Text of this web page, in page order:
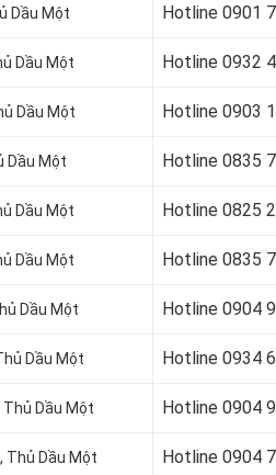
Dầu Một Hotline 0901
Dầu Một Hotline 0932
Dầu Một Hotline 0903
Dầu Một Hotline 0835
Dầu Một Hotline 0825
Dầu Một Hotline 0835
Dầu Một Hotline 0904
Dầu Một Hotline 0934
Thủ Dầu Một Hotline 0904
, Thủ Dầu Một Hotline 0904